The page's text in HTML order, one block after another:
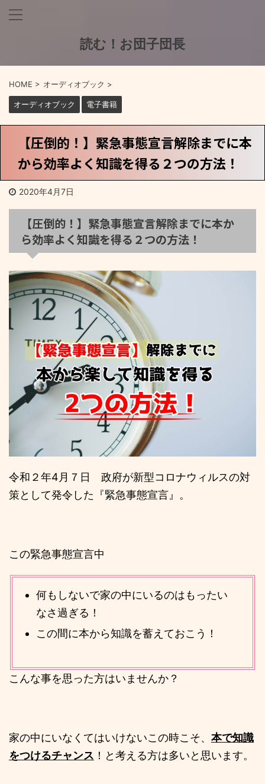
読む！お団子団長
HOME > オーディオブック >
オーディオブック 電子書籍
【圧倒的！】緊急事態宣言解除までに本
から効率よく知識を得る２つの方法！
2020年4月7日
【圧倒的！】緊急事態宣言解除までに本か
ら効率よく知識を得る２つの方法！
令和２年4月７日 政府が新型コロナウィルスの対
策として発令した『緊急事態宣言』。
この緊急事態宣言中
何もしないで家の中にいるのはもったい
なさ過ぎる！
この間に本から知識を蓄えておこう！
こんな事を思った方はいませんか？
家の中にいなくてはいけないこの時こそ、 本で知識
をつけるチャンス ！と考える方は多いと思います。